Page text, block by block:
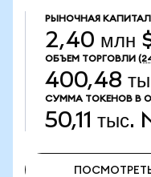
РЫНОЧНАЯ
2,40 млн
ОБЪЕМ ТОРГОВЛИ
400,48
СУММА ТОКЕНОВ В
50,11 тыс.